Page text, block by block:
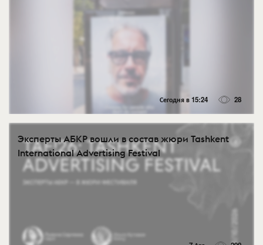
Сегодня в 15:24 28
Эксперты АБКР вошли в состав жюри Tashkent
International Advertising Festival